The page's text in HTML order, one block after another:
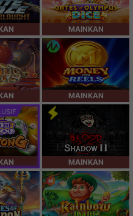
MAINKAN
MAINKAN
MAINKAN